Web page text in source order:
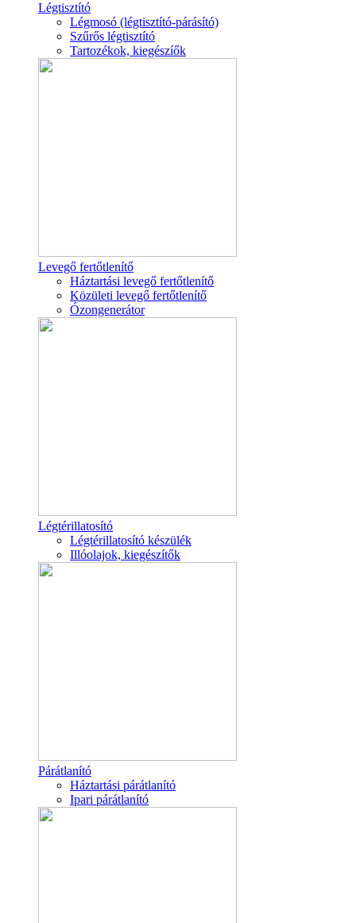
Légtisztító
Légmosó (légtisztító-párásító)
Szűrős légtisztító
Tartozékok, kiegészíők
Levegő fertőtlenítő
Háztartási levegő fertőtlenítő
Közületi levegő fertőtlenítő
Ózongenerátor
Légtérillatosító
Légtérillatosító készülék
Illóolajok, kiegészítők
Párátlanító
Háztartási párátlanító
Ipari párátlanító